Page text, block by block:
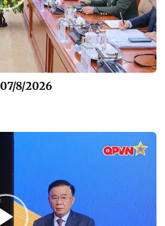
8/2026